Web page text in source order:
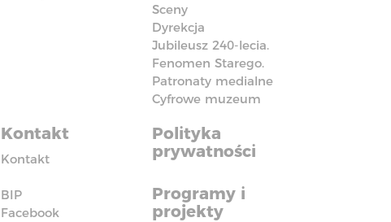
Sceny
Dyrekcja
Jubileusz 240-lecia.
Fenomen Starego.
Patronaty medialne
Cyfrowe muzeum
Kontakt
Kontakt
BIP
Facebook
Polityka
prywatności
Programy i
projekty